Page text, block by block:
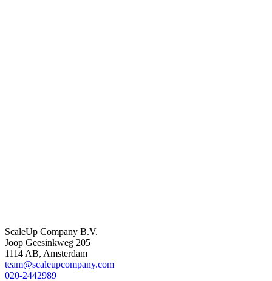
ScaleUp Company B.V.
Joop Geesinkweg 205
1114 AB, Amsterdam
team@scaleupcompany.com
020-2442989